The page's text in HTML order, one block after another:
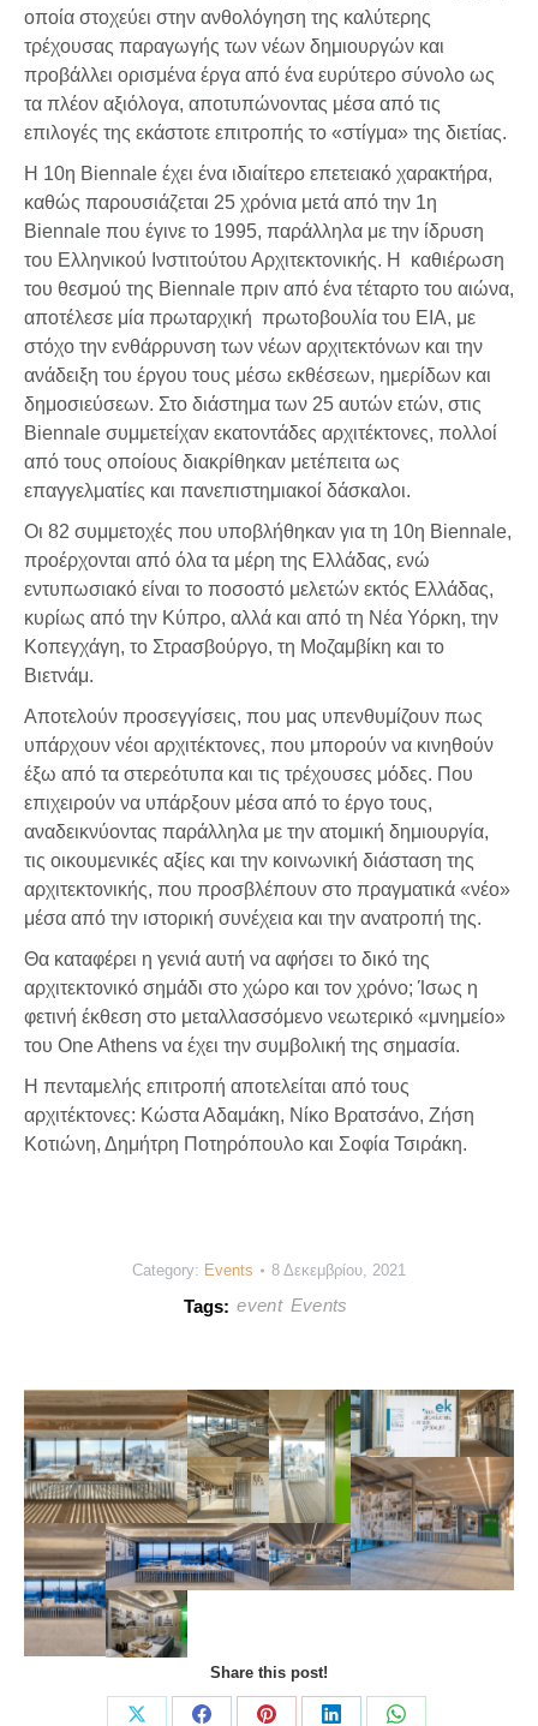
οποία στοχεύει στην ανθολόγηση της καλύτερης
τρέχουσας παραγωγής των νέων δημιουργών και
προβάλλει ορισμένα έργα από ένα ευρύτερο σύνολο ως
τα πλέον αξιόλογα, αποτυπώνοντας μέσα από τις
επιλογές της εκάστοτε επιτροπής το «στίγμα» της διετίας.
Η 10η Biennale έχει ένα ιδιαίτερο επετειακό χαρακτήρα,
καθώς παρουσιάζεται 25 χρόνια μετά από την 1η
Biennale που έγινε το 1995, παράλληλα με την ίδρυση
του Ελληνικού Ινστιτούτου Αρχιτεκτονικής. Η καθιέρωση
του θεσμού της Biennale πριν από ένα τέταρτο του αιώνα,
αποτέλεσε μία πρωταρχική πρωτοβουλία του ΕΙΑ, με
στόχο την ενθάρρυνση των νέων αρχιτεκτόνων και την
ανάδειξη του έργου τους μέσω εκθέσεων, ημερίδων και
δημοσιεύσεων. Στο διάστημα των 25 αυτών ετών, στις
Biennale συμμετείχαν εκατοντάδες αρχιτέκτονες, πολλοί
από τους οποίους διακρίθηκαν μετέπειτα ως
επαγγελματίες και πανεπιστημιακοί δάσκαλοι.
Οι 82 συμμετοχές που υποβλήθηκαν για τη 10η Biennale,
προέρχονται από όλα τα μέρη της Ελλάδας, ενώ
εντυπωσιακό είναι το ποσοστό μελετών εκτός Ελλάδας,
κυρίως από την Κύπρο, αλλά και από τη Νέα Υόρκη, την
Κοπεγχάγη, το Στρασβούργο, τη Μοζαμβίκη και το
Βιετνάμ.
Αποτελούν προσεγγίσεις, που μας υπενθυμίζουν πως
υπάρχουν νέοι αρχιτέκτονες, που μπορούν να κινηθούν
έξω από τα στερεότυπα και τις τρέχουσες μόδες. Που
επιχειρούν να υπάρξουν μέσα από το έργο τους,
αναδεικνύοντας παράλληλα με την ατομική δημιουργία,
τις οικουμενικές αξίες και την κοινωνική διάσταση της
αρχιτεκτονικής, που προσβλέπουν στο πραγματικά «νέο»
μέσα από την ιστορική συνέχεια και την ανατροπή της.
Θα καταφέρει η γενιά αυτή να αφήσει το δικό της
αρχιτεκτονικό σημάδι στο χώρο και τον χρόνο; Ίσως η
φετινή έκθεση στο μεταλλασσόμενο νεωτερικό «μνημείο»
του One Athens να έχει την συμβολική της σημασία.
Η πενταμελής επιτροπή αποτελείται από τους
αρχιτέκτονες: Κώστα Αδαμάκη, Νίκο Βρατσάνο, Ζήση
Κοτιώνη, Δημήτρη Ποτηρόπουλο και Σοφία Τσιράκη.
Category: Events 8 Δεκεμβρίου, 2021
Tags: event Events
Share this post!